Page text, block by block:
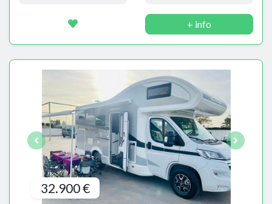
+ info
32.900 €